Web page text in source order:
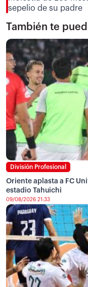
sepelio de su padre
También te
División Profesional
Oriente aplasta a FC
estadio Tahuichi
09/08/2026 21:33